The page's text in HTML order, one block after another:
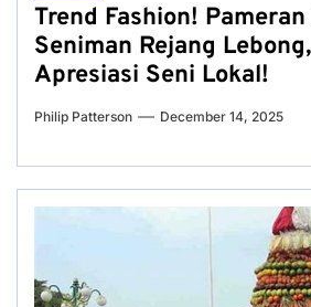
Trend Fashion!
Seniman Rejang
Apresiasi Seni Lokal!
Philip Patterson December 14, 2025